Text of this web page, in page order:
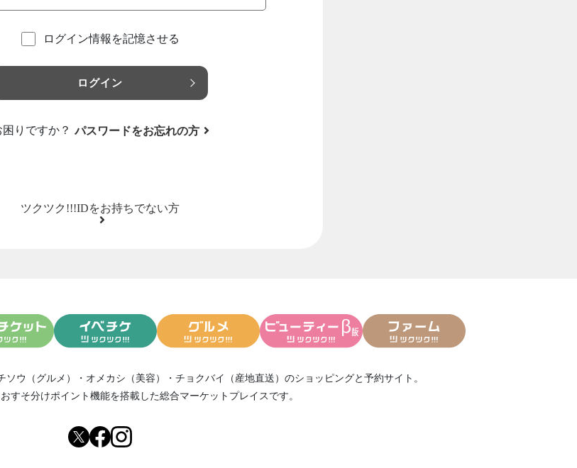
ログイン情報を記憶させる
ログイン
困りですか？ パスワードをお忘れの方
ツクツク!!!IDをお持ちでない方
ソウ（グルメ） ・ オメカシ（美容） ・ チョクバイ（産地直送） のショッピングと予約サイト。
おすそ分けポイント機能を搭載した総合マーケットプレイスです。